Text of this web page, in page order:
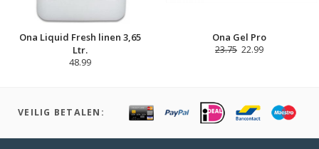
Ona Liquid Fresh linen 3,65
Ltr.
48.99
Ona Gel Pro
23.75 22.99
VEILIG BETALEN: